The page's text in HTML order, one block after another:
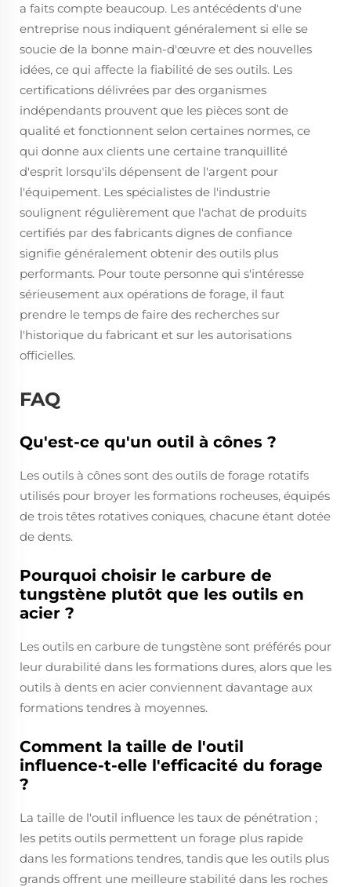
a faits compte beaucoup. Les antécédents d'une
entreprise nous indiquent généralement si elle se
soucie de la bonne main-d'œuvre et des nouvelles
idées, ce qui affecte la fiabilité de ses outils. Les
certifications délivrées par des organismes
indépendants prouvent que les pièces sont de
qualité et fonctionnent selon certaines normes, ce
qui donne aux clients une certaine tranquillité
d'esprit lorsqu'ils dépensent de l'argent pour
l'équipement. Les spécialistes de l'industrie
soulignent régulièrement que l'achat de produits
certifiés par des fabricants dignes de confiance
signifie généralement obtenir des outils plus
performants. Pour toute personne qui s'intéresse
sérieusement aux opérations de forage, il faut
prendre le temps de faire des recherches sur
l'historique du fabricant et sur les autorisations
officielles.
FAQ
Qu'est-ce qu'un outil à cônes ?
Les outils à cônes sont des outils de forage rotatifs
utilisés pour broyer les formations rocheuses, équipés
de trois têtes rotatives coniques, chacune étant dotée
de dents.
Pourquoi choisir le carbure de
tungstène plutôt que les outils en
acier ?
Les outils en carbure de tungstène sont préférés pour
leur durabilité dans les formations dures, alors que les
outils à dents en acier conviennent davantage aux
formations tendres à moyennes.
Comment la taille de l'outil
influence-t-elle l'efficacité du forage
?
La taille de l'outil influence les taux de pénétration ;
les petits outils permettent un forage plus rapide
dans les formations tendres, tandis que les outils plus
grands offrent une meilleure stabilité dans les roches